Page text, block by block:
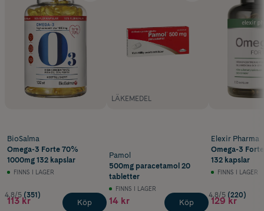
BioSalma
Omega-3 Forte 70%
1000mg 132 kapslar
FINNS I LAGER
4.8/5 (351)
113 kr Köp
LÄKEMEDEL
Pamol
500mg paracetamol 20
tabletter
FINNS I LAGER
14 kr Köp
Elexir Pharma
Omega-3
132 kapslar
FINNS I LAGER
4.8/5 (220)
129 kr